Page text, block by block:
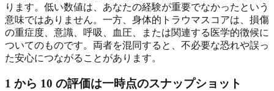
ります。低い数値は、あなたの経験が重要でなかったという
意味ではありません。一方、身体的トラウマスコアは、損傷
の重症度、意識、呼吸、血圧、または関連する医学的徴候に
ついてのものです。両者を混同すると、不必要な恐れや誤っ
た安心につながることがあります。
1 から 10 の評価は一時点のスナップショット